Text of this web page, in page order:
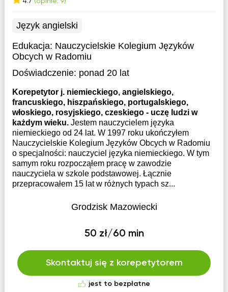
Język angielski
Edukacja: Nauczycielskie Kolegium Języków
Obcych w Radomiu
Doświadczenie: ponad 20 lat
Korepetytor j. niemieckiego, angielskiego,
francuskiego, hiszpańskiego, portugalskiego,
włoskiego, rosyjskiego, czeskiego - uczę ludzi w
każdym wieku. Jestem nauczycielem języka
niemieckiego od 24 lat. W 1997 roku ukończyłem
Nauczycielskie Kolegium Języków Obcych w Radomiu
o specjalności: nauczyciel języka niemieckiego. W tym
samym roku rozpocząłem pracę w zawodzie
nauczyciela w szkole podstawowej. Łącznie
przepracowałem 15 lat w różnych typach sz...
Grodzisk Mazowiecki
50 zł/60 min
Skontaktuj się z korepetytorem
jest to bezpłatne